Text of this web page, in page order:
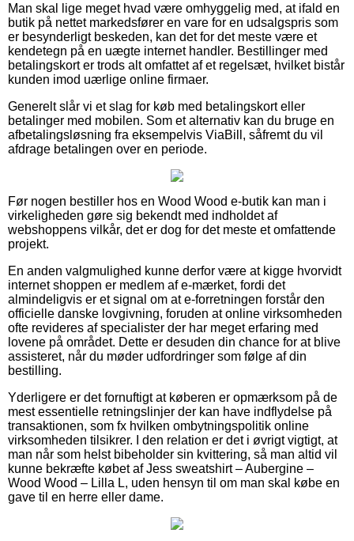
Man skal lige meget hvad være omhyggelig med, at ifald en
butik på nettet markedsfører en vare for en udsalgspris som
er besynderligt beskeden, kan det for det meste være et
kendetegn på en uægte internet handler. Bestillinger med
betalingskort er trods alt omfattet af et regelsæt, hvilket bistår
kunden imod uærlige online firmaer.
Generelt slår vi et slag for køb med betalingskort eller
betalinger med mobilen. Som et alternativ kan du bruge en
afbetalingsløsning fra eksempelvis ViaBill, såfremt du vil
afdrage betalingen over en periode.
Før nogen bestiller hos en Wood Wood e-butik kan man i
virkeligheden gøre sig bekendt med indholdet af
webshoppens vilkår, det er dog for det meste et omfattende
projekt.
En anden valgmulighed kunne derfor være at kigge hvorvidt
internet shoppen er medlem af e-mærket, fordi det
almindeligvis er et signal om at e-forretningen forstår den
officielle danske lovgivning, foruden at online virksomheden
ofte revideres af specialister der har meget erfaring med
lovene på området. Dette er desuden din chance for at blive
assisteret, når du møder udfordringer som følge af din
bestilling.
Yderligere er det fornuftigt at køberen er opmærksom på de
mest essentielle retningslinjer der kan have indflydelse på
transaktionen, som fx hvilken ombytningspolitik online
virksomheden tilsikrer. I den relation er det i øvrigt vigtigt, at
man når som helst bibeholder sin kvittering, så man altid vil
kunne bekræfte købet af Jess sweatshirt – Aubergine –
Wood Wood – Lilla L, uden hensyn til om man skal købe en
gave til en herre eller dame.